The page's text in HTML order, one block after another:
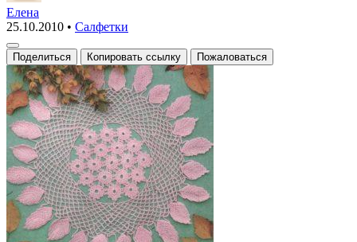
с
каймой
из
листков
Елена
25.10.2010 • Салфетки
Поделиться Копировать ссылку Пожаловаться